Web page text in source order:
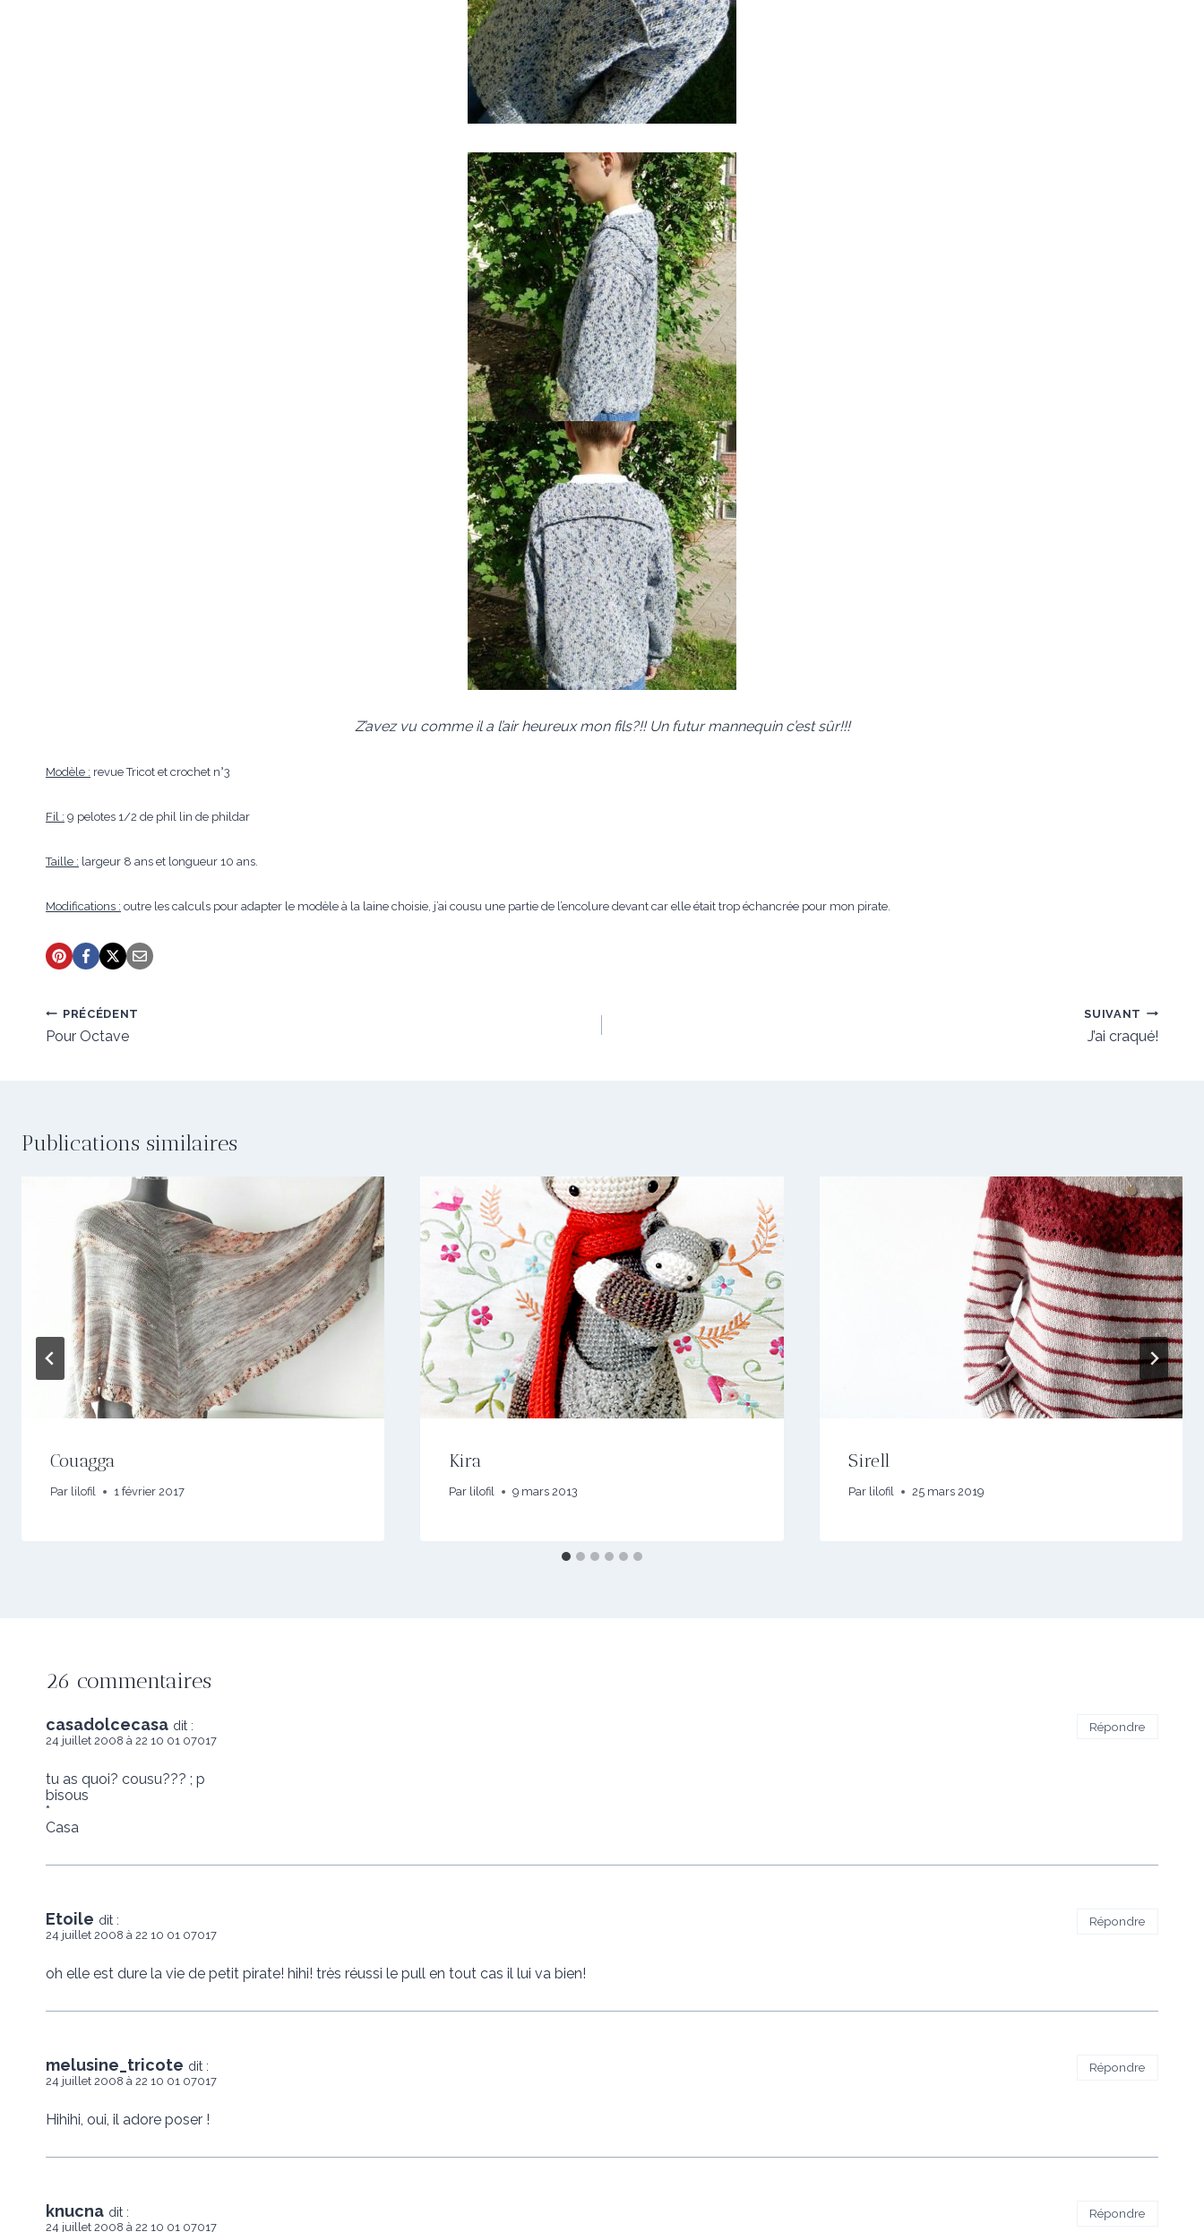
Z’avez vu comme il a l’air heureux mon fils?!! Un futur mannequin c’est sûr!!!
Modèle : revue Tricot et crochet n°3
Fil : 9 pelotes 1/2 de phil lin de phildar
Taille : largeur 8 ans et longueur 10 ans.
Modifications : outre les calculs pour adapter le modèle à la laine choisie, j’ai cousu une partie de l’encolure devant car elle était trop échancrée pour mon pirate.
Navigation
de
PRÉCÉDENT
Pour Octave
SUIVANT
J’ai craqué!
Publications similaires
Couagga
Par lilofil 1 février 2017
Kira
Par lilofil 9 mars 2013
Sirell
Par lilofil 25 mars 2019
26 commentaires
casadolcecasa dit :
24 juillet 2008 à 22 10 01 07017
tu as quoi? cousu??? ; p
bisous
*
Casa
Répondre
Etoile dit :
24 juillet 2008 à 22 10 01 07017
oh elle est dure la vie de petit pirate! hihi! très réussi le pull en tout cas il lui va bien!
Répondre
melusine_tricote dit :
24 juillet 2008 à 22 10 01 07017
Hihihi, oui, il adore poser !
Répondre
knucna dit :
24 juillet 2008 à 22 10 01 07017
Répondre